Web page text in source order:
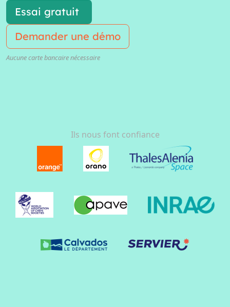
Essai gratuit
Demander une démo
Aucune carte bancaire nécessaire
Ils nous font confiance